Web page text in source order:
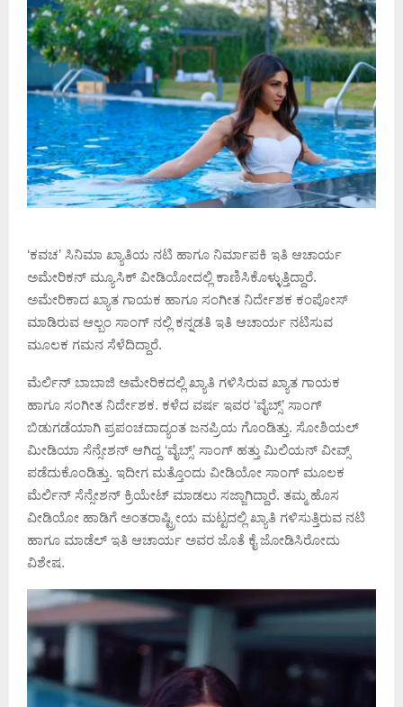
‘ಕವಚ’ ಸಿನಿಮಾ ಖ್ಯಾತಿಯ ನಟಿ ಹಾಗೂ ನಿರ್ಮಾಪಕಿ ಇತಿ ಆಚಾರ್ಯ
ಅಮೇರಿಕನ್ ಮ್ಯೂಸಿಕ್ ವೀಡಿಯೋದಲ್ಲಿ ಕಾಣಿಸಿಕೊಳ್ಳುತ್ತಿದ್ದಾರೆ.
ಅಮೇರಿಕಾದ ಖ್ಯಾತ ಗಾಯಕ ಹಾಗೂ ಸಂಗೀತ ನಿರ್ದೇಶಕ ಕಂಪೋಸ್
ಮಾಡಿರುವ ಆಲ್ಬಂ ಸಾಂಗ್ ನಲ್ಲಿ ಕನ್ನಡತಿ ಇತಿ ಆಚಾರ್ಯ ನಟಿಸುವ
ಮೂಲಕ ಗಮನ ಸೆಳೆದಿದ್ದಾರೆ.
ಮೆರ್ಲಿನ್ ಬಾಬಾಜಿ ಅಮೇರಿಕದಲ್ಲಿ ಖ್ಯಾತಿ ಗಳಿಸಿರುವ ಖ್ಯಾತ ಗಾಯಕ
ಹಾಗೂ ಸಂಗೀತ ನಿರ್ದೇಶಕ. ಕಳೆದ ವರ್ಷ ಇವರ ‘ವೈಬ್ಸ್’ ಸಾಂಗ್
ಬಿಡುಗಡೆಯಾಗಿ ಪ್ರಪಂಚದಾದ್ಯಂತ ಜನಪ್ರಿಯ ಗೊಂಡಿತ್ತು. ಸೋಶಿಯಲ್
ಮೀಡಿಯಾ ಸೆನ್ಸೇಶನ್ ಆಗಿದ್ದ ‘ವೈಬ್ಸ್’ ಸಾಂಗ್ ಹತ್ತು ಮಿಲಿಯನ್ ವೀವ್ಸ್
ಪಡೆದುಕೊಂಡಿತ್ತು. ಇದೀಗ ಮತ್ತೊಂದು ವೀಡಿಯೋ ಸಾಂಗ್ ಮೂಲಕ
ಮೆರ್ಲಿನ್ ಸೆನ್ಸೇಶನ್ ಕ್ರಿಯೇಟ್ ಮಾಡಲು ಸಜ್ಜಾಗಿದ್ದಾರೆ. ತಮ್ಮ ಹೊಸ
ವೀಡಿಯೋ ಹಾಡಿಗೆ ಅಂತರಾಷ್ಟ್ರೀಯ ಮಟ್ಟದಲ್ಲಿ ಖ್ಯಾತಿ ಗಳಿಸುತ್ತಿರುವ ನಟಿ
ಹಾಗೂ ಮಾಡೆಲ್ ಇತಿ ಆಚಾರ್ಯ ಅವರ ಜೊತೆ ಕೈ ಜೋಡಿಸಿರೋದು
ವಿಶೇಷ.